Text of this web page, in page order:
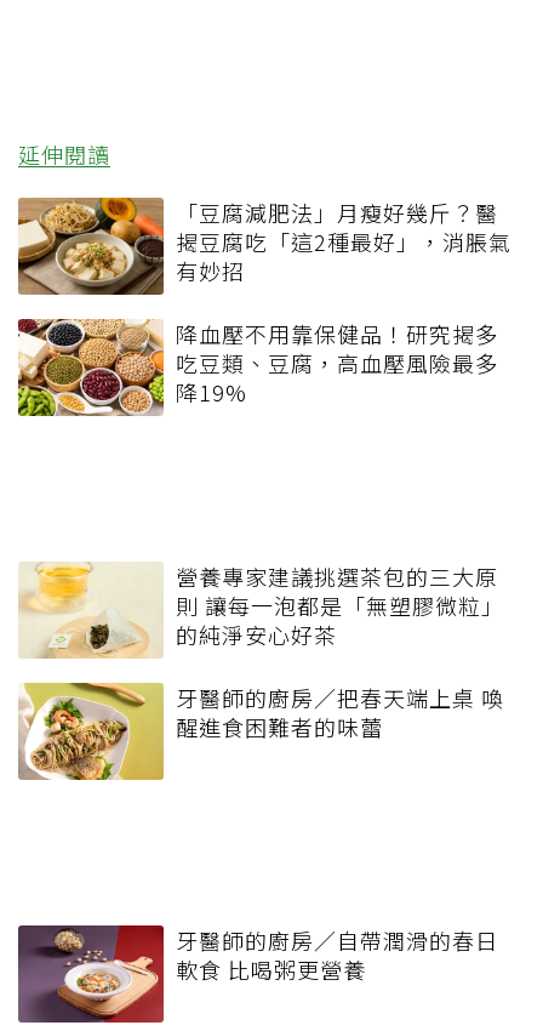
延伸閱讀
「豆腐減肥法」月瘦好幾斤？醫
揭豆腐吃「這2種最好」，消脹氣
有妙招
降血壓不用靠保健品！研究揭多
吃豆類、豆腐，高血壓風險最多
降19%
營養專家建議挑選茶包的三大原
則 讓每一泡都是「無塑膠微粒」
的純淨安心好茶
牙醫師的廚房／把春天端上桌 喚
醒進食困難者的味蕾
牙醫師的廚房／自帶潤滑的春日
軟食 比喝粥更營養